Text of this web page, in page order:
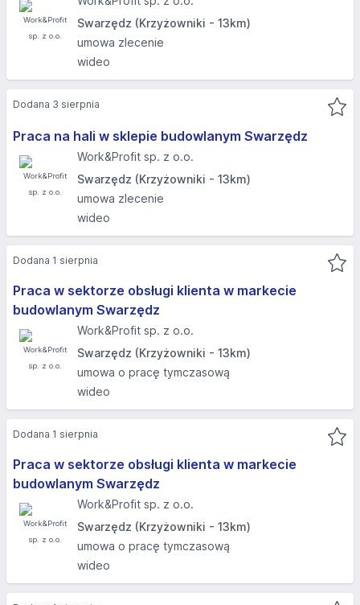
Swarzędz (Krzyżowniki - 13km)
umowa zlecenie
wideo
Praca na hali w sklepie budowlanym Swarzędz
Work&Profit sp. z o.o.
Swarzędz (Krzyżowniki - 13km)
umowa zlecenie
wideo
Dodana 3 sierpnia
Praca w sektorze obsługi klienta w markecie
budowlanym Swarzędz
Work&Profit sp. z o.o.
Swarzędz (Krzyżowniki - 13km)
umowa o pracę tymczasową
wideo
Dodana 1 sierpnia
Praca w sektorze obsługi klienta w markecie
budowlanym Swarzędz
Work&Profit sp. z o.o.
Swarzędz (Krzyżowniki - 13km)
umowa o pracę tymczasową
wideo
Dodana 1 sierpnia